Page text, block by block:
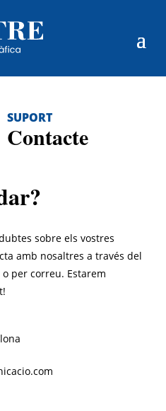
Contacte
SUPORT
sobre els vostres
amb nosaltres a través del
per correu. Estarem